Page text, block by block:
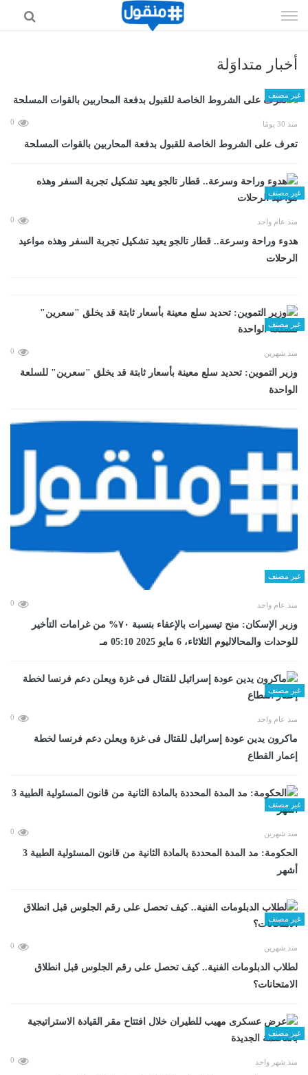
الى
أخبار متداوَلة
غير مصنف
منذ 30 يومًا 0
تعرف على الشروط الخاصة للقبول بدفعة المحاربين بالقوات المسلحة
غير مصنف
منذ عام واحد 0
هدوء وراحة وسرعة.. قطار تالجو يعيد تشكيل تجربة السفر وهذه مواعيد
الرحلات
غير مصنف
منذ شهرين 0
وزير التموين: تحديد سلع معينة بأسعار ثابتة قد يخلق "سعرين" للسلعة
الواحدة
غير مصنف
منذ عام واحد 0
وزير الإسكان: منح تيسيرات بالإعفاء بنسبة ٧٠% من غرامات التأخير
للوحدات والمحالاليوم الثلاثاء، 6 مايو 2025 05:10 مـ
غير مصنف
منذ عام واحد 0
ماكرون يدين عودة إسرائيل للقتال فى غزة ويعلن دعم فرنسا لخطة
إعمار القطاع
غير مصنف
منذ شهرين 0
الحكومة: مد المدة المحددة بالمادة الثانية من قانون المسئولية الطبية 3
أشهر
غير مصنف
منذ شهرين 0
لطلاب الدبلومات الفنية.. كيف تحصل على رقم الجلوس قبل انطلاق
الامتحانات؟
غير مصنف
منذ شهر واحد 0